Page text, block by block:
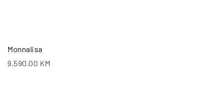
Monnalisa
9,590.00 KM